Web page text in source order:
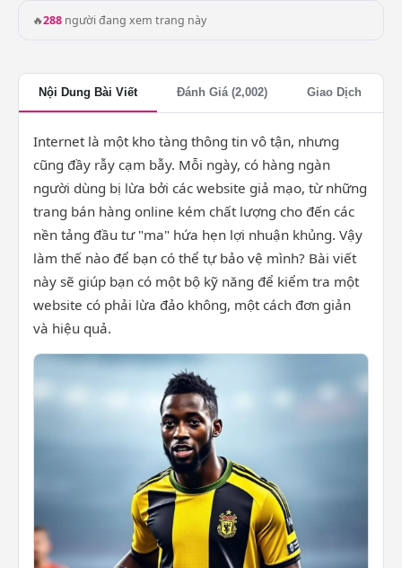
🔥288 người đang xem trang này
Nội Dung Bài Viết Đánh Giá (2,002) Giao Dịch
Internet là một kho tàng thông tin vô tận, nhưng
cũng đầy rẫy cạm bẫy. Mỗi ngày, có hàng ngàn
người dùng bị lừa bởi các website giả mạo, từ những
trang bán hàng online kém chất lượng cho đến các
nền tảng đầu tư "ma" hứa hẹn lợi nhuận khủng. Vậy
làm thế nào để bạn có thể tự bảo vệ mình? Bài viết
này sẽ giúp bạn có một bộ kỹ năng để kiểm tra một
website có phải lừa đảo không, một cách đơn giản
và hiệu quả.